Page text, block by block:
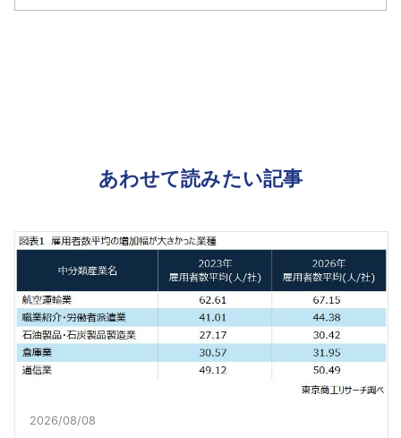
あわせて読みたい記事
2026/08/08